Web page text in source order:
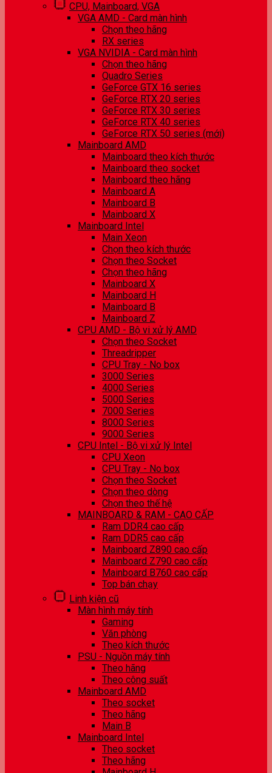
CPU, Mainboard, VGA
VGA AMD - Card màn hình
Chọn theo hãng
RX series
VGA NVIDIA - Card màn hình
Chọn theo hãng
Quadro Series
GeForce GTX 16 series
GeForce RTX 20 series
GeForce RTX 30 series
GeForce RTX 40 series
GeForce RTX 50 series (mới)
Mainboard AMD
Mainboard theo kích thước
Mainboard theo socket
Mainboard theo hãng
Mainboard A
Mainboard B
Mainboard X
Mainboard Intel
Main Xeon
Chọn theo kích thước
Chọn theo Socket
Chọn theo hãng
Mainboard X
Mainboard H
Mainboard B
Mainboard Z
CPU AMD - Bộ vi xử lý AMD
Chọn theo Socket
Threadripper
CPU Tray - No box
3000 Series
4000 Series
5000 Series
7000 Series
8000 Series
9000 Series
CPU Intel - Bộ vi xử lý Intel
CPU Xeon
CPU Tray - No box
Chọn theo Socket
Chọn theo dòng
Chọn theo thế hệ
MAINBOARD & RAM - CAO CẤP
Ram DDR4 cao cấp
Ram DDR5 cao cấp
Mainboard Z890 cao cấp
Mainboard Z790 cao cấp
Mainboard B760 cao cấp
Top bán chạy
Linh kiện cũ
Màn hình máy tính
Gaming
Văn phòng
Theo kích thước
PSU - Nguồn máy tính
Theo hãng
Theo công suất
Mainboard AMD
Theo socket
Theo hãng
Main B
Mainboard Intel
Theo socket
Theo hãng